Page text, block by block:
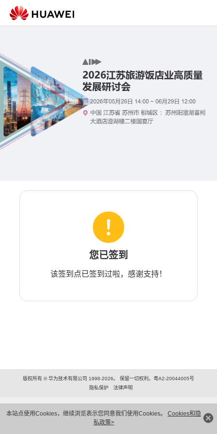
本站点使用Cookies，继续浏览表示您同意我们使用Cookies。 Cookies和隐
私政策>
您已签到
该签到点已签到过啦，感谢支持！
版权所有 © 华为技术有限公司 1998-2026。 保留一切权利。粤A2-20044005号
隐私保护
法律声明